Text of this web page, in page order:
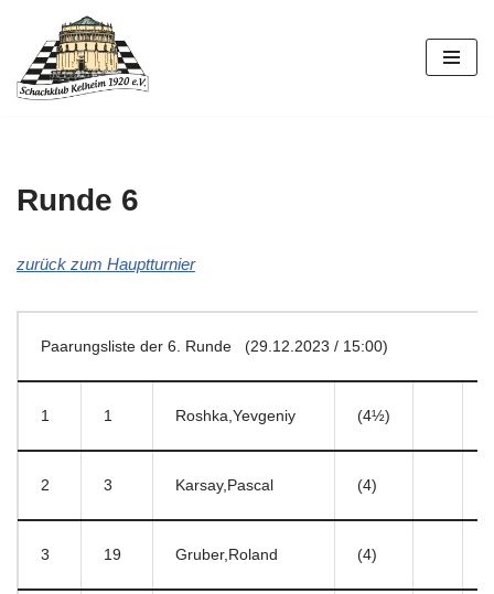
Zum
Inhalt
Runde 6
zurück zum Hauptturnier
Paarungsliste der 6. Runde (29.12.2023 / 15:00)
1 1 Roshka,Yevgeniy (4½)
2 3 Karsay,Pascal (4)
3 19 Gruber,Roland (4)